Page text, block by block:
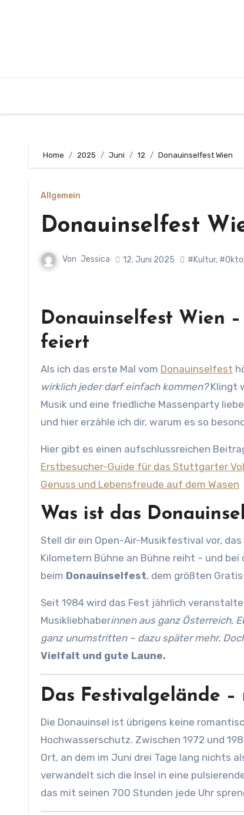
Home 2025 Juni 12 Donauinselfest Wien
Allgemein
Donauinselfest
Von Jessica 12. Juni 2025 #Kultur,
Donauinselfest Wien
feiert
Als ich das erste Mal vom Donauinselfest
wirklich jeder darf einfach kommen?Klingt
Musik und eine friedliche Massenparty
und hier erzähle ich dir, warum es so
Hier gibt es einen aufschlussreichen
Erstbesucher-Guide für das Stuttgarter
Genuss und Lebensfreude auf dem Wasen
Was ist das
Stell dir ein Open-Air-Musikfestival vor,
Kilometern Bühne an Bühne reiht – und
beim Donauinselfest, dem größten
Seit 1984 wird das Fest jährlich
Musikliebhaberinnen aus ganz Österreich,
ganz unumstritten – dazu später mehr.
Vielfalt und gute Laune.
Das Festivalgelände
Die Donauinsel ist übrigens keine
Hochwasserschutz. Zwischen 1972 und
Ort, an dem im Juni drei Tage lang nichts
verwandelt sich die Insel in eine
das mit seinen 700 Stunden jede Uhr